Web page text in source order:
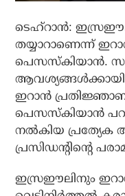
ടെഹ്റാന്‍:
തയ്യാറാണെന്ന്
പെസസ്‌കിയാന്‍.
ഇറാന്‍
പെസസ്‌കിയാന്‍
നല്‍കിയ പ്രത്യേക
പ്രസിഡന്റിന്റെ
ഇസ്രഈലിനും